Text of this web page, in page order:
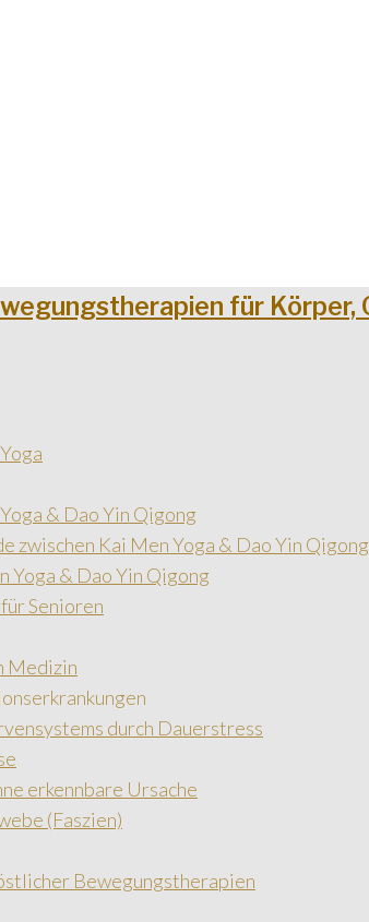
& Dao Yin Qigong
zwischen Kai Men Yoga & Dao Yin Qigong
Yoga & Dao Yin Qigong
Senioren
Medizin
durch Dauerstress
erkennbare Ursache
(Faszien)
Bewegungstherapien